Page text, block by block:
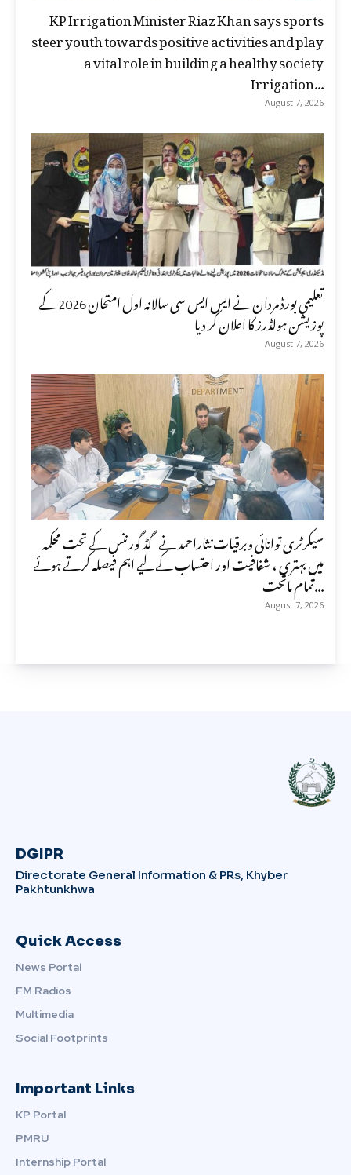
KP Irrigation Minister Riaz Khan says sports
steer youth towards positive activities and play
a vital role in building a healthy society
Irrigation...
August 7, 2026
تعلیمی بورڈ مردان نے ایس ایس سی سالانہ اول امتحان 2026 کے
پوزیشن ہولڈرز کا اعلان کر دیا
August 7, 2026
سیکرٹری توانائی وبرقیات نثاراحمد نے گڈ گورننس کے تحت محکمہ
میں بہتری ، شفافیت اور احتساب کے لیے اہم فیصلہ کرتے ہوئے
تمام ماتحت...
August 7, 2026
DGIPR
Directorate General Information & PRs, Khyber
Pakhtunkhwa
Quick Access
News Portal
FM Radios
Multimedia
Social Footprints
Important Links
KP Portal
PMRU
Internship Portal